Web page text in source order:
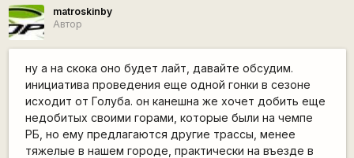
matroskinby
Автор
ну а на скока оно будет лайт, давайте обсудим.
инициатива проведения еще одной гонки в сезоне
исходит от Голуба. он канешна же хочет добить еще
недобитых своими горами, которые были на чемпе
РБ, но ему предлагаются другие трассы, менее
тяжелые в нашем городе, практически на въезде в